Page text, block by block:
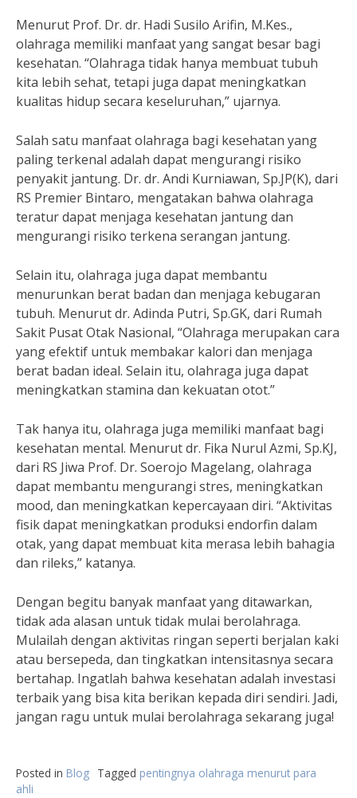
Menurut Prof. Dr. dr. Hadi Susilo Arifin, M.Kes.,
olahraga memiliki manfaat yang sangat besar bagi
kesehatan. “Olahraga tidak hanya membuat tubuh
kita lebih sehat, tetapi juga dapat meningkatkan
kualitas hidup secara keseluruhan,” ujarnya.
Salah satu manfaat olahraga bagi kesehatan yang
paling terkenal adalah dapat mengurangi risiko
penyakit jantung. Dr. dr. Andi Kurniawan, Sp.JP(K), dari
RS Premier Bintaro, mengatakan bahwa olahraga
teratur dapat menjaga kesehatan jantung dan
mengurangi risiko terkena serangan jantung.
Selain itu, olahraga juga dapat membantu
menurunkan berat badan dan menjaga kebugaran
tubuh. Menurut dr. Adinda Putri, Sp.GK, dari Rumah
Sakit Pusat Otak Nasional, “Olahraga merupakan cara
yang efektif untuk membakar kalori dan menjaga
berat badan ideal. Selain itu, olahraga juga dapat
meningkatkan stamina dan kekuatan otot.”
Tak hanya itu, olahraga juga memiliki manfaat bagi
kesehatan mental. Menurut dr. Fika Nurul Azmi, Sp.KJ,
dari RS Jiwa Prof. Dr. Soerojo Magelang, olahraga
dapat membantu mengurangi stres, meningkatkan
mood, dan meningkatkan kepercayaan diri. “Aktivitas
fisik dapat meningkatkan produksi endorfin dalam
otak, yang dapat membuat kita merasa lebih bahagia
dan rileks,” katanya.
Dengan begitu banyak manfaat yang ditawarkan,
tidak ada alasan untuk tidak mulai berolahraga.
Mulailah dengan aktivitas ringan seperti berjalan kaki
atau bersepeda, dan tingkatkan intensitasnya secara
bertahap. Ingatlah bahwa kesehatan adalah investasi
terbaik yang bisa kita berikan kepada diri sendiri. Jadi,
jangan ragu untuk mulai berolahraga sekarang juga!
Posted in Blog Tagged pentingnya olahraga menurut para
ahli